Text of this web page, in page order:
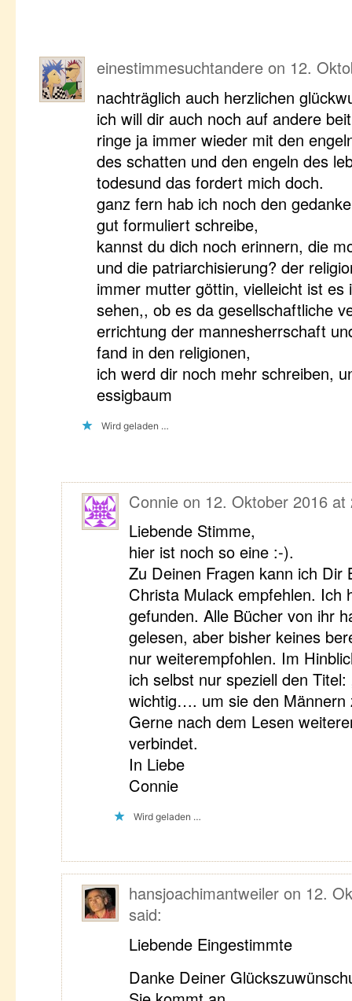
einestimmesuchtandere on 12.
nachträglich auch herzlichen
ich will dir auch noch auf andere
ringe ja immer wieder mit den
des schatten und den engeln des
todesund das fordert mich doch.
ganz fern hab ich noch den
gut formuliert schreibe,
kannst du dich noch erinnern, die
und die patriarchisierung? der
immer mutter göttin, vielleicht ist es
sehen,, ob es da gesellschaftliche
errichtung der mannesherrschaft
fand in den religionen,
ich werd dir noch mehr schreiben,
essigbaum
Wird geladen …
Connie on 12. Oktober 2016 at
Liebende Stimme,
hier ist noch so eine :-).
Zu Deinen Fragen kann ich Dir
Christa Mulack empfehlen. Ich
gefunden. Alle Bücher von ihr
gelesen, aber bisher keines
nur weiterempfohlen. Im
ich selbst nur speziell den Titel:
wichtig…. um sie den Männern
Gerne nach dem Lesen
verbindet.
In Liebe
Connie
Wird geladen …
hansjoachimantweiler on 12.
said:
Liebende Eingestimmte
Danke Deiner